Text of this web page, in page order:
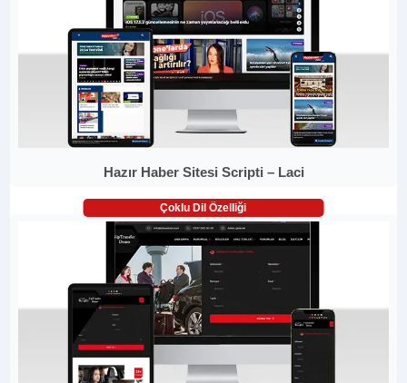
Hazır Haber Sitesi Scripti – Laci
Çoklu Dil Özelliği